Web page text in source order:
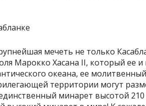
мечеть не только
Марокко Хасана II, который ее
океана, ее
территории могут
минарет высотой